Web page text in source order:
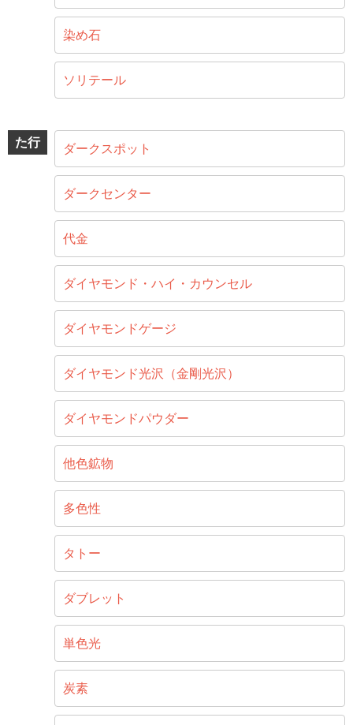
染め石
ソリテール
た行 ダークスポット
ダークセンター
代金
ダイヤモンド・ハイ・カウンセル
ダイヤモンドゲージ
ダイヤモンド光沢（金剛光沢）
ダイヤモンドパウダー
他色鉱物
多色性
タトー
ダブレット
単色光
炭素